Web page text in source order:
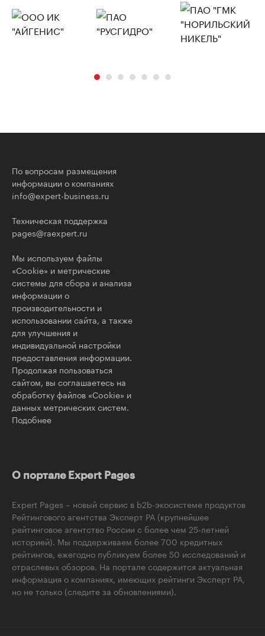
По вопросам размещения
информации о компаниях
info@expert-business.ru
Техническая поддержка
pages@raexpert.ru
Мы используем файлы
«Cookie» и метрические
системы для сбора и анализа
информации о
производительности и
использовании сайта, а также
для улучшения и
индивидуальной настройки
предоставления информации.
Продолжая пользоваться
сайтом, вы соглашаетесь на
обработку файлов «Cookie» и
данных метрических систем.
Подобнее
О портале Expert Pages
Expert Pages – новый сервис в b2b-экосистеме продуктов
Рейтингового агентства Эксперт РА (крупнейшее
рейтинговое агентство России с более чем 25-летней
историей). Мы поддерживаем более 700 кредитных
рейтингов, ежегодно публикуем более 50 исследований и
отраслевых обзоров. На портале содержится актуальная
информация о компаниях, имеющих рейтинги Эксперт РА,
но не только (следите за обновлениями).